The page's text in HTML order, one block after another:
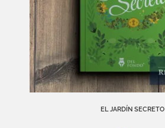
EL JARDÍN SECRETO